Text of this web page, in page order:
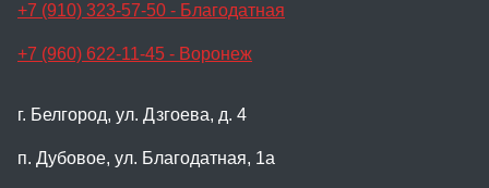
+7 (910) 323-57-50 - Благодатная
+7 (960) 622-11-45 - Воронеж
г. Белгород, ул. Дзгоева, д. 4
п. Дубовое, ул. Благодатная, 1а